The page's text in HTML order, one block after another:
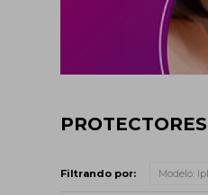
Filtrando por: Modelo: